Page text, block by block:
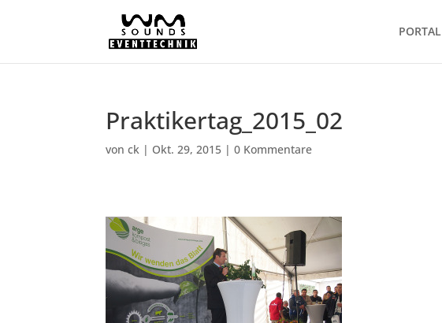
PORTAL
Praktikertag_2015_02
vonck | Okt. 29, 2015 |0 Kommentare